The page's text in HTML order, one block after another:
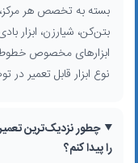
که هنگام مقایسه نتایج
کند.
بسته به تخصص هر مرکز،
بتن‌کن، شیارزن، ابزار
ابزارهای مخصوص خطوط
نوع ابزار قابل تعمیر
چطور نزدیک‌ترین
را پیدا کنم؟